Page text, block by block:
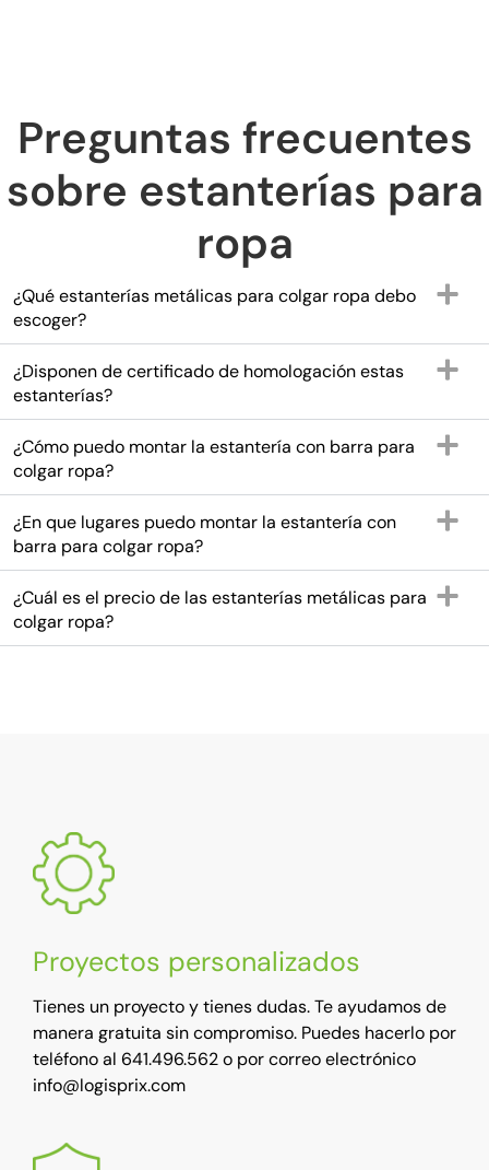
Preguntas frecuentes
sobre estanterías para
ropa
¿Qué estanterías metálicas para colgar ropa debo
escoger?
¿Disponen de certificado de homologación estas
estanterías?
¿Cómo puedo montar la estantería con barra para
colgar ropa?
¿En que lugares puedo montar la estantería con
barra para colgar ropa?
¿Cuál es el precio de las estanterías metálicas para
colgar ropa?
Proyectos personalizados
Tienes un proyecto y tienes dudas. Te ayudamos de
manera gratuita sin compromiso. Puedes hacerlo por
teléfono al 641.496.562 o por correo electrónico
info@logisprix.com